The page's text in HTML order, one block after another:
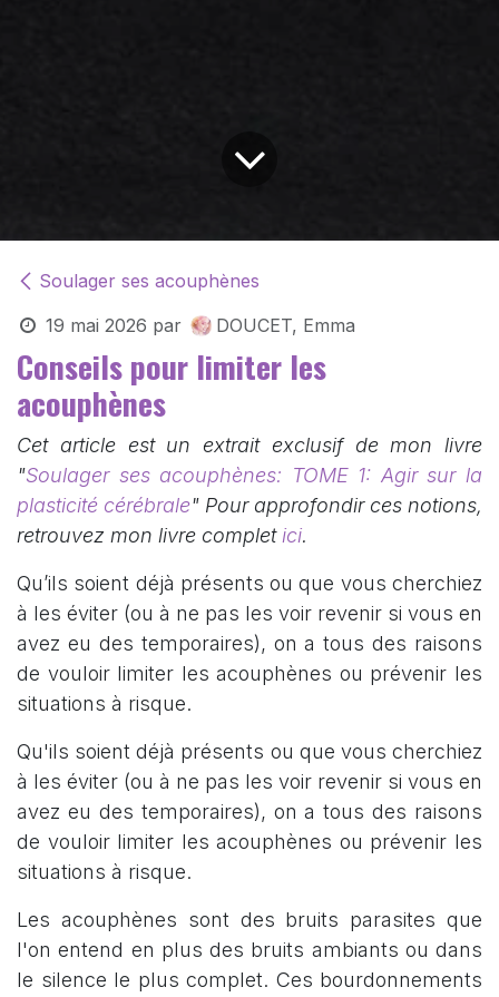
Soulager ses acouphènes
19 mai 2026 par DOUCET, Emma
Conseils pour limiter les
acouphènes
Cet article est un extrait exclusif de mon livre
"Soulager ses acouphènes: TOME 1: Agir sur la
plasticité cérébrale" Pour approfondir ces notions,
retrouvez mon livre completici.
Qu’ils soient déjà présents ou que vous cherchiez
à les éviter (ou à ne pas les voir revenir si vous en
avez eu des temporaires), on a tous des raisons
de vouloir limiter les acouphènes ou prévenir les
situations à risque.
Qu'ils soient déjà présents ou que vous cherchiez
à les éviter (ou à ne pas les voir revenir si vous en
avez eu des temporaires), on a tous des raisons
de vouloir limiter les acouphènes ou prévenir les
situations à risque.
Les acouphènes sont des bruits parasites que
l'on entend en plus des bruits ambiants ou dans
le silence le plus complet. Ces bourdonnements